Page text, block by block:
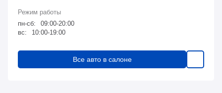
пн-сб:
09:00-20:00
вс:
10:00-19:00
Все авто в салоне